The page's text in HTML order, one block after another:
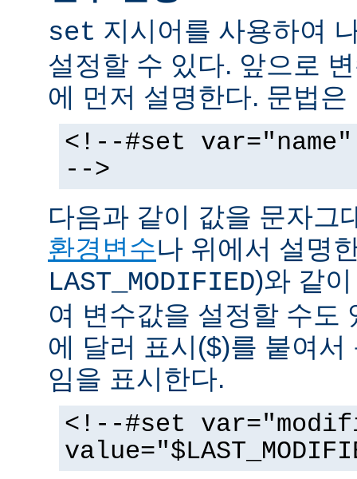
set 지시어를 사용하여
설정할 수 있다. 앞으로
에 먼저 설명한다. 문법은
<!--#set
-->
다음과 같이 값을 문자그
환경변수나 위에서 설명
LAST_MODIFIED)와 같
여 변수값을 설정할 수도
에 달러 표시($)를 붙여
임을 표시한다.
<!--#set